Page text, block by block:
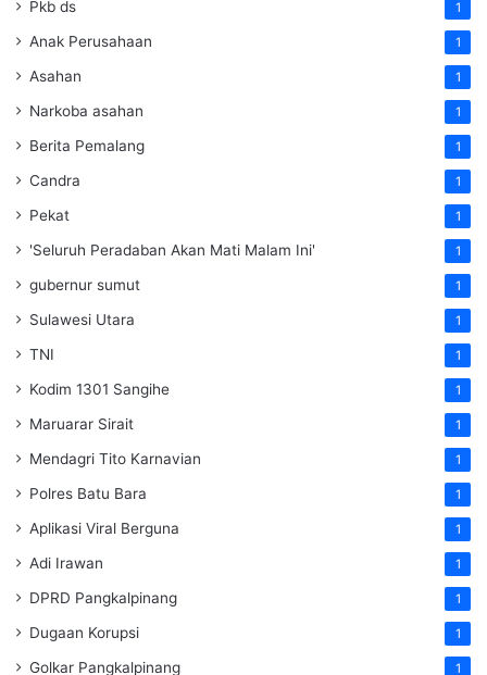
Pkb ds 1
Anak Perusahaan 1
Asahan 1
Narkoba asahan 1
Berita Pemalang 1
Candra 1
Pekat 1
'Seluruh Peradaban Akan Mati Malam Ini' 1
gubernur sumut 1
Sulawesi Utara 1
TNI 1
Kodim 1301 Sangihe 1
Maruarar Sirait 1
Mendagri Tito Karnavian 1
Polres Batu Bara 1
Aplikasi Viral Berguna 1
Adi Irawan 1
DPRD Pangkalpinang 1
Dugaan Korupsi 1
Golkar Pangkalpinang 1